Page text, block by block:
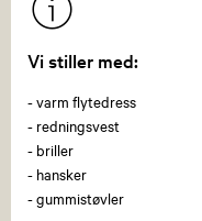
Vi stiller med:
- varm flytedress
- redningsvest
- briller
- hansker
- gummistøvler